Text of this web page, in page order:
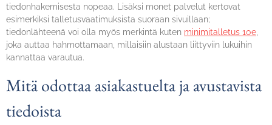
tiedonhakemisesta nopeaa. Lisäksi monet palvelut kertovat
esimerkiksi talletusvaatimuksista suoraan sivuillaan;
tiedonlähteenä voi olla myös merkintä kuten minimitalletus 10e
joka auttaa hahmottamaan, millaisiin alustaan liittyviin lukuihin
kannattaa varautua.
Mitä odottaa asiakastuelta ja avustavista
tiedoista